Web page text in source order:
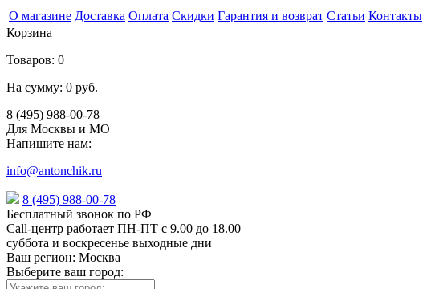
О магазине Доставка Оплата Скидки Гарантия и возврат Статьи Контакты
Корзина
Товаров: 0
На сумму: 0 руб.
8 (495) 988-00-78
Для Москвы и МО
Напишите нам:
info@antonchik.ru
8 (495) 988-00-78
Бесплатный звонок по РФ
Call-центр работает ПН-ПТ с 9.00 до 18.00
суббота и воскресенье выходные дни
Ваш регион: Москва
Выберите ваш город: